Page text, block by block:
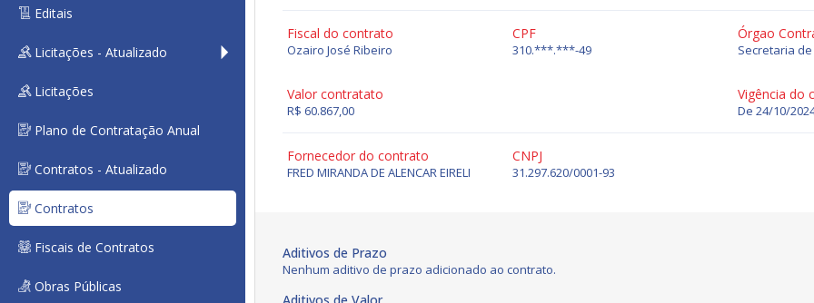
Editais
Licitações - Atualizado
Licitações
Plano de Contratação Anual
Contratos - Atualizado
Contratos
Fiscais de Contratos
Obras Públicas
Fiscal do contrato
Ozairo José Ribeiro
CPF
310.***.***-49
Órgao
Secretaria
Valor contratato
R$ 60.867,00
Vigência do
De 24/10/
Fornecedor do contrato
FRED MIRANDA DE ALENCAR EIRELI
CNPJ
31.297.620/0001-93
Aditivos de Prazo
Nenhum aditivo de prazo adicionado ao contrato.